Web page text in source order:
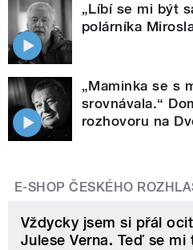
„Líbí se mi být
polárníka
„Maminka se s
srovnávala.“
rozhovoru na
E-SHOP ČESKÉHO
Vždycky jsem si přál
Julese Verna. Teď se mi